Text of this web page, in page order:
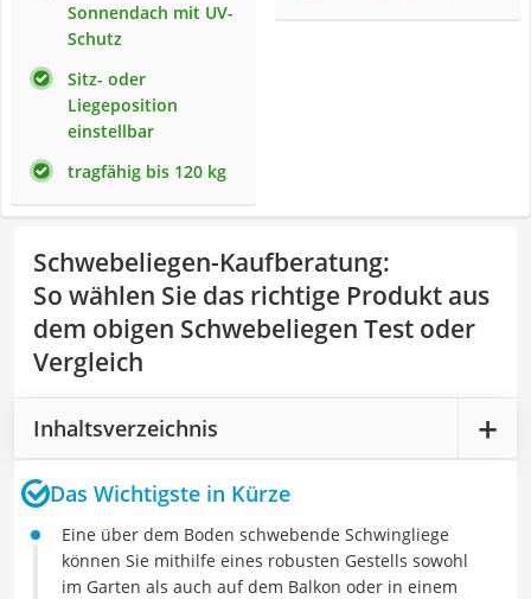
Sonnendach mit UV-
Schutz
Sitz- oder
Liegeposition
einstellbar
tragfähig bis 120 kg
Schwebeliegen-Kaufberatung:
So wählen Sie das richtige Produkt aus
dem obigen Schwebeliegen Test oder
Vergleich
Inhaltsverzeichnis
Das Wichtigste in Kürze
Eine über dem Boden schwebende Schwingliege
können Sie mithilfe eines robusten Gestells sowohl
im Garten als auch auf dem Balkon oder in einem